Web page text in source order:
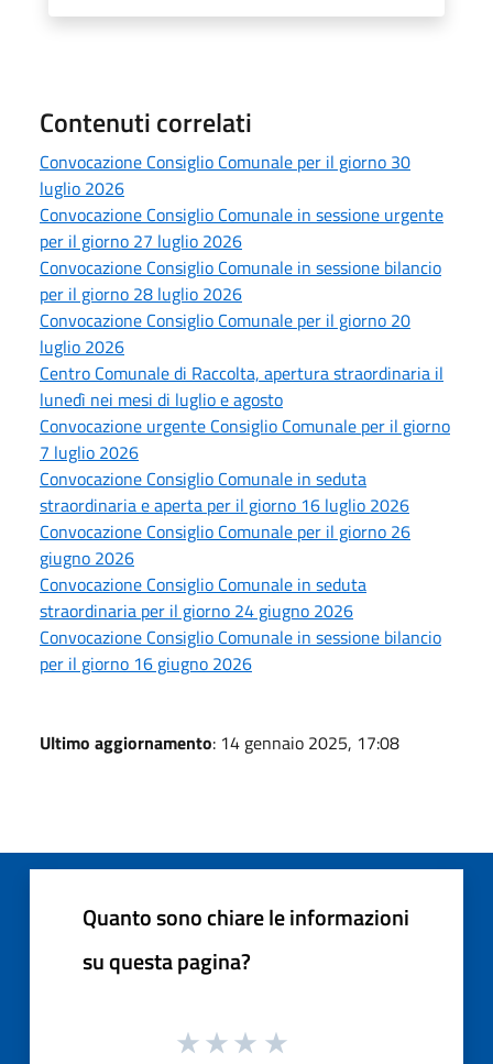
Contenuti correlati
Convocazione Consiglio Comunale per il giorno 30
luglio 2026
Convocazione Consiglio Comunale in sessione urgente
per il giorno 27 luglio 2026
Convocazione Consiglio Comunale in sessione bilancio
per il giorno 28 luglio 2026
Convocazione Consiglio Comunale per il giorno 20
luglio 2026
Centro Comunale di Raccolta, apertura straordinaria il
lunedì nei mesi di luglio e agosto
Convocazione urgente Consiglio Comunale per il giorno
7 luglio 2026
Convocazione Consiglio Comunale in seduta
straordinaria e aperta per il giorno 16 luglio 2026
Convocazione Consiglio Comunale per il giorno 26
giugno 2026
Convocazione Consiglio Comunale in seduta
straordinaria per il giorno 24 giugno 2026
Convocazione Consiglio Comunale in sessione bilancio
per il giorno 16 giugno 2026
Ultimo aggiornamento: 14 gennaio 2025, 17:08
Quanto sono chiare le informazioni
su questa pagina?